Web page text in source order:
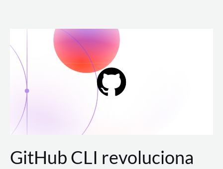
para
conteúdo
GitHub CLI revoluciona